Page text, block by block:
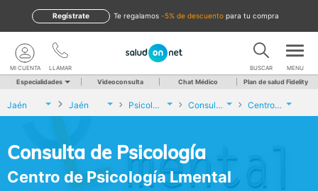
te regalamos -5% de descuento para tu compra
Regístrate
LLAMAR
MI CUENTA BUSCAR MENU
Especialidades Videoconsulta Chat Médico Plan de salud Fidelity
Jaén Jaén Psicología Consulta de Psicología Centro de Psicología Lmental
Consulta de Psicología
Centro de Psicología Lmental